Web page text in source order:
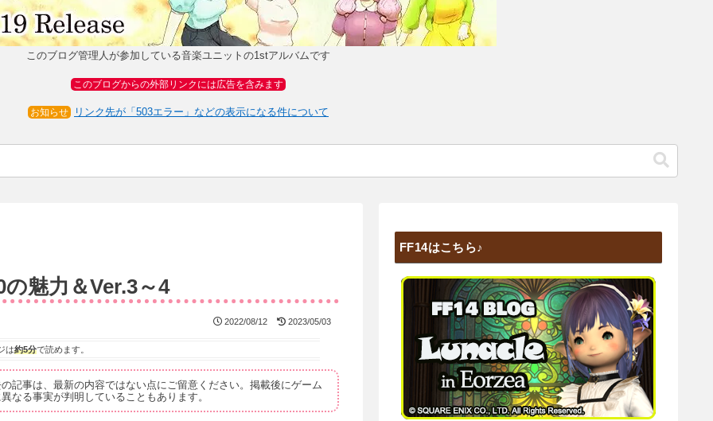
このブログ管理人が参加している音楽ユニットの1stアルバムです
このブログからの外部リンクには広告を含みます
お知らせ リンク先が「503エラー」などの表示になる件について
魅力＆Ver.3～4
2022/08/12 2023/05/03
は約5分で読めます。
記事は、最新の内容ではない点にご留意ください。掲載後にゲーム
なる事実が判明していることもあります。
FF14はこちら♪